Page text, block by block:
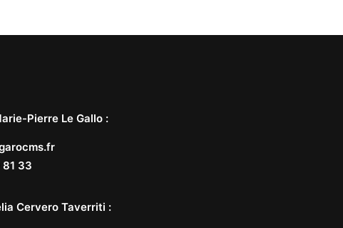
Pierre Le Gallo :
33
Cervero Taverriti :